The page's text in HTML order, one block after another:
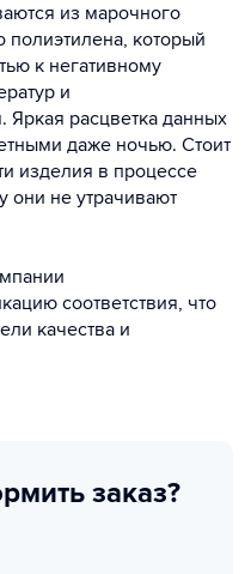
из марочного
полиэтилена, который
к негативному
и
Яркая расцветка данных
даже ночью. Стоит
изделия в процессе
они не утрачивают
соответствия, что
качества и
заказ?